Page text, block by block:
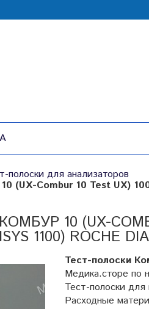
полоски для анализаторов
(UX-Combur 10 Test UX)
10 (UX-
1100) ROCHE
Тест-полоски
Медика.сторе по
Тест-полоски для
Расходные